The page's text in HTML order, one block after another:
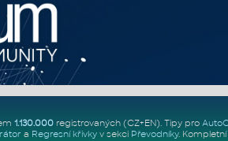
1.130.000registrovaných (CZ+EN). Tipy pro
a Regresní křivkyv sekci Převodníky. Kompletní